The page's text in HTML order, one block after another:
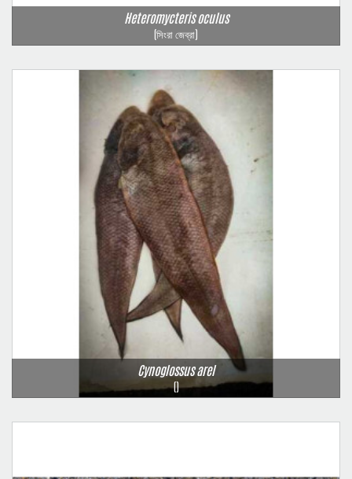
Heteromycteris oculus
(সিংরা জেব্রা)
Cynoglossus arel
()